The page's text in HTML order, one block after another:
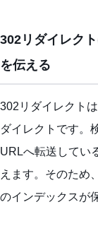
302リダイレク
を伝える
302リダイレクト
ダイレクトです。
URLへ転送してい
えます。そのため
のインデックスが